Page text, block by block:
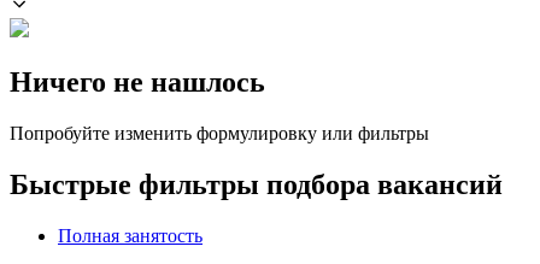
Ничего не нашлось
Попробуйте изменить формулировку или фильтры
Быстрые фильтры подбора вакансий
Полная занятость